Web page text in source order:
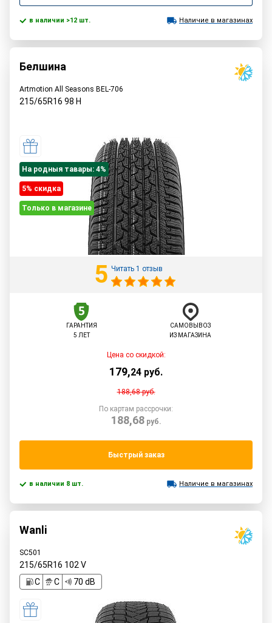
в наличии >12 шт. Наличие в магазинах
Белшина
Artmotion All Seasons BEL-706
215/65R16 98 H
На родныя тавары: 4%
5% cкидка
Только в магазине
5 Читать 1 отзыв
ГАРАНТИЯ
5 ЛЕТ
САМОВЫВОЗ
ИЗ МАГАЗИНА
Цена со скидкой:
179,24 руб.
188,68руб.
По картам рассрочки:
188,68руб.
Быстрый заказ
в наличии 8 шт. Наличие в магазинах
Wanli
SC501
215/65R16 102 V
C
C 70 dB